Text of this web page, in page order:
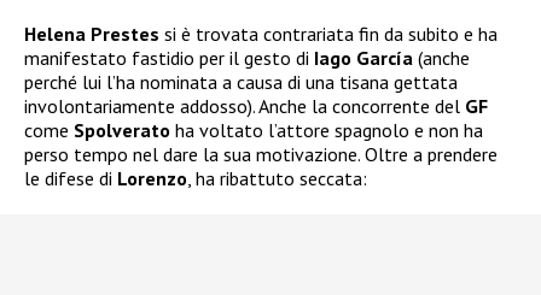
Helena Prestes si è trovata contrariata fin da subito e ha
manifestato fastidio per il gesto di Iago García (anche
perché lui l’ha nominata a causa di una tisana gettata
involontariamente addosso). Anche la concorrente del GF
come Spolverato ha voltato l’attore spagnolo e non ha
perso tempo nel dare la sua motivazione. Oltre a prendere
le difese di Lorenzo, ha ribattuto seccata: